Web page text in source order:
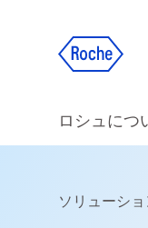
ロシュにつ
ソリューショ